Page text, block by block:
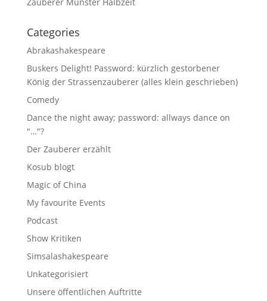
Categories
Abrakashakespeare
Buskers Delight! Password: kürzlich gestorbener
König der Strassenzauberer (alles klein geschrieben)
Comedy
Dance the night away; password: allways dance on
"…"?
Der Zauberer erzählt
Kosub blogt
Magic of China
My favourite Events
Podcast
Show Kritiken
Simsalashakespeare
Unkategorisiert
Unsere öffentlichen Auftritte